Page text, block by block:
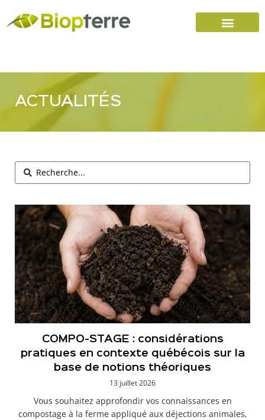
ACTUALITÉS
COMPO-STAGE : considérations
pratiques en contexte québécois sur la
base de notions théoriques
13 juillet 2026
Vous souhaitez approfondir vos connaissances en
compostage à la ferme appliqué aux déjections animales,